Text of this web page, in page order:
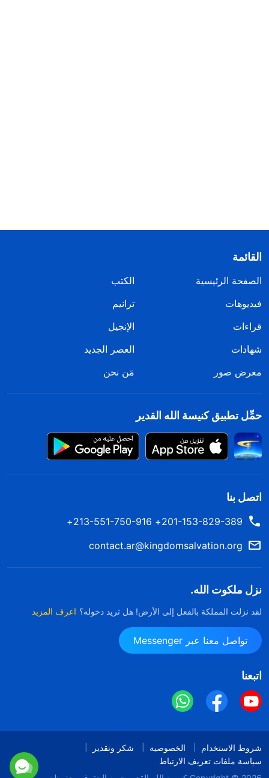
القائمة
الصفحة الرئيسية
الكتب
فيديوهات
ترانيم
قراءات
الإنجيل
شهادات
العصر الجديد
معرض صور
مَن نحن
حمِّل تطبيق كنيسة الله القدير
اتصل بنا
201-153-829-389+ 213-551-750-916+
contact.ar@kingdomsalvation.org
نزل ملكوت الله.
لقد نزلت المملكة بالفعل إلى الأرض! هل تريد دخوله؟ اعرف المزيد
تواصل معنا عبر Messenger
اتبعنا
شروط الاستخدام الخصوصية
شكر وتقدير
سياسة ملفات تعريف الارتباط